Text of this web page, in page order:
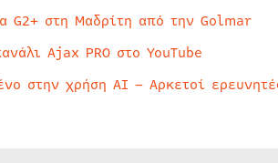
G2+ στη Μαδρίτη από την Golmar
Ajax PRO στο YouTube
στην χρήση AI – Αρκετοί